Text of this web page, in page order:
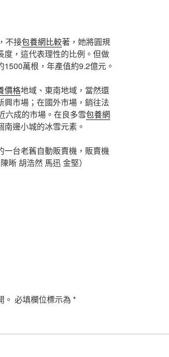
不接包養網比較著，她將圓規
度，這代表理性的比例。但做
萬根，年產值約9.2億元。
價格地域、東南地域，當然還
興市場；在國外市場，銷往法
六成的市場。在良多雪包養網
邊小城的冰雪元素。
一台老舊自動販賣機，販賣機
晰 胡浩然 馬迅 金堅）
。 必填欄位標示為 *